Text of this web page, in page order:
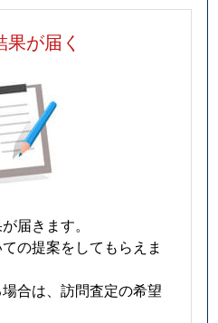
が届く
届きます。
の提案をしてもらえま
合は、訪問査定の希望